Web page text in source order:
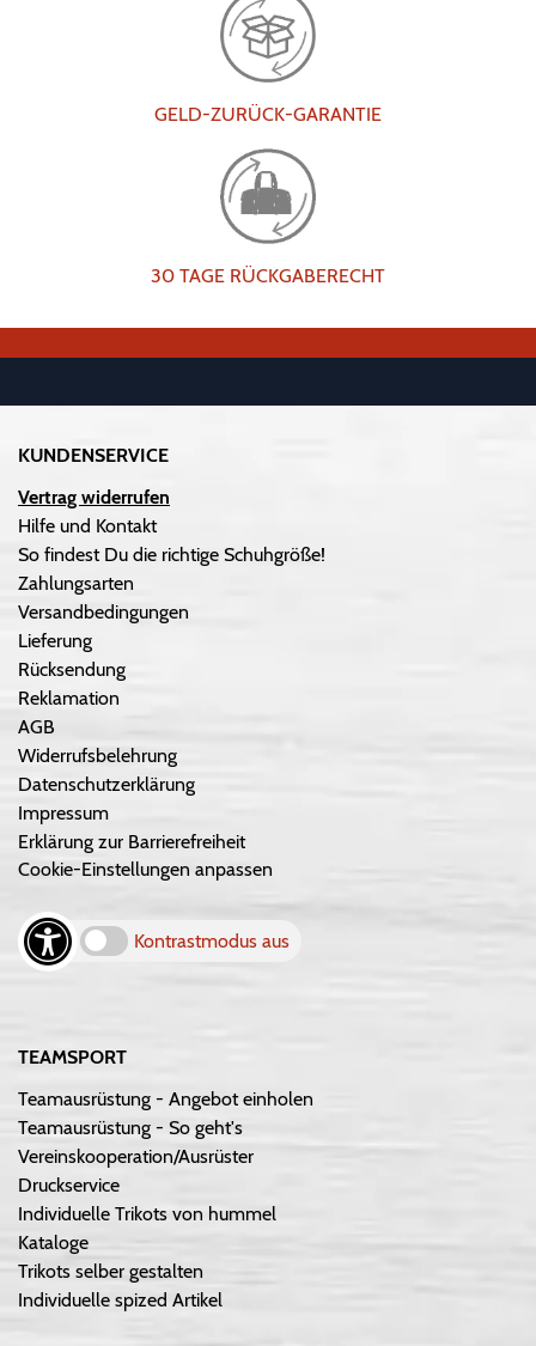
GELD-ZURÜCK-GARANTIE
30 TAGE RÜCKGABERECHT
KUNDENSERVICE
Vertrag widerrufen
Hilfe und Kontakt
So findest Du die richtige Schuhgröße!
Zahlungsarten
Versandbedingungen
Lieferung
Rücksendung
Reklamation
AGB
Widerrufsbelehrung
Datenschutzerklärung
Impressum
Erklärung zur Barrierefreiheit
Cookie-Einstellungen anpassen
Kontrastmodus aus
TEAMSPORT
Teamausrüstung - Angebot einholen
Teamausrüstung - So geht's
Vereinskooperation/Ausrüster
Druckservice
Individuelle Trikots von hummel
Kataloge
Trikots selber gestalten
Individuelle spized Artikel